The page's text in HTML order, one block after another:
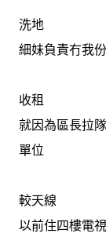
洗地
細妹負責冇我份
收租
就因為區長拉
單位
較天線
以前住四樓電